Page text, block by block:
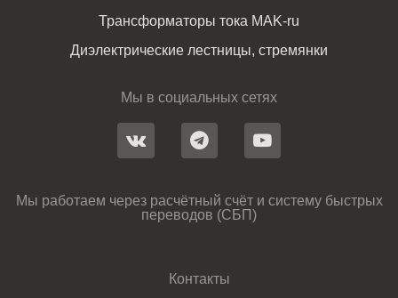
Трансформаторы тока MAK-ru
Диэлектрические лестницы, стремянки
Мы в социальных сетях
Мы работаем через расчётный счёт и систему быстрых
переводов (СБП)
Контакты